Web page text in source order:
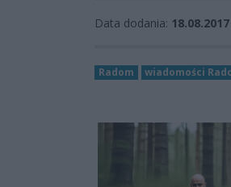
Data dodania:
Radom wiadomości